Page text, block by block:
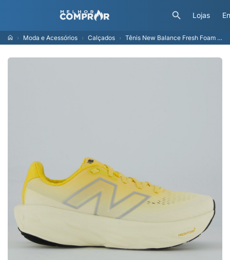
Lojas
Moda e Acessórios Calçados Tênis New Balance Fresh Foam X 1080 V14 Feminino Amarelo e Branco